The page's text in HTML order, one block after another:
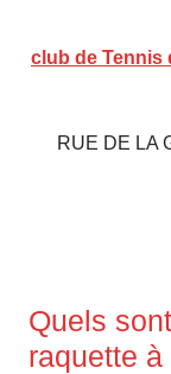
club de Tennis
RUE DE LA
Quels
raquette